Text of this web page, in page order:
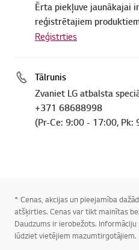
Ērta piekļuve jaunākajai
reģistrētajiem
Reģistrties
Tālrunis
Zvaniet LG atbalsta
+371 68688998
(Pr-Ce: 9:00 - 17:00, Pk:
* Cenas, akcijas un pieejamība
atšķirties. Cenas var tikt mainītas
Daudzums ir ierobežots.
lūdziet vietējiem mazumtirgotājiem.